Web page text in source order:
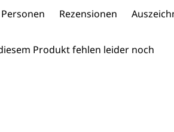
Personen Rezensionen
Produkt fehlen leider noch